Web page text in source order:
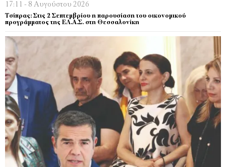
17:11 - 8 Αυγούστου 2026
Τσίπρας: Στις 2 Σεπτεμβρίου η παρουσίαση του οικονομικού
προγράμματος της ΕΛ.Α.Σ. στη Θεσσαλονίκη